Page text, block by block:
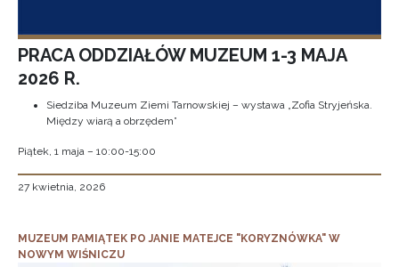
PRACA ODDZIAŁÓW MUZEUM 1-3 MAJA
2026 R.
Siedziba Muzeum Ziemi Tarnowskiej – wystawa „Zofia Stryjeńska.
Między wiarą a obrzędem”
Piątek, 1 maja – 10:00-15:00
27 kwietnia, 2026
MUZEUM PAMIĄTEK PO JANIE MATEJCE "KORYZNÓWKA" W
NOWYM WIŚNICZU